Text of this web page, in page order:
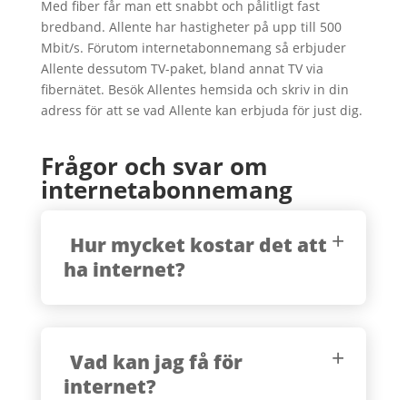
Med fiber får man ett snabbt och pålitligt fast
bredband. Allente har hastigheter på upp till 500
Mbit/s. Förutom internetabonnemang så erbjuder
Allente dessutom TV-paket, bland annat TV via
fibernätet. Besök Allentes hemsida och skriv in din
adress för att se vad Allente kan erbjuda för just dig.
Frågor och svar om
internetabonnemang
Hur mycket kostar det att
ha internet?
Vad kan jag få för
internet?